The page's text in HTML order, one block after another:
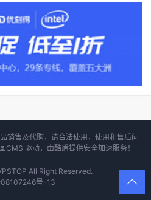
销售及代购，请合法使用，使用和售后问
CMS 驱动，由酷盾提供安全加速服务！
All Right Reserved.
08107246号-13